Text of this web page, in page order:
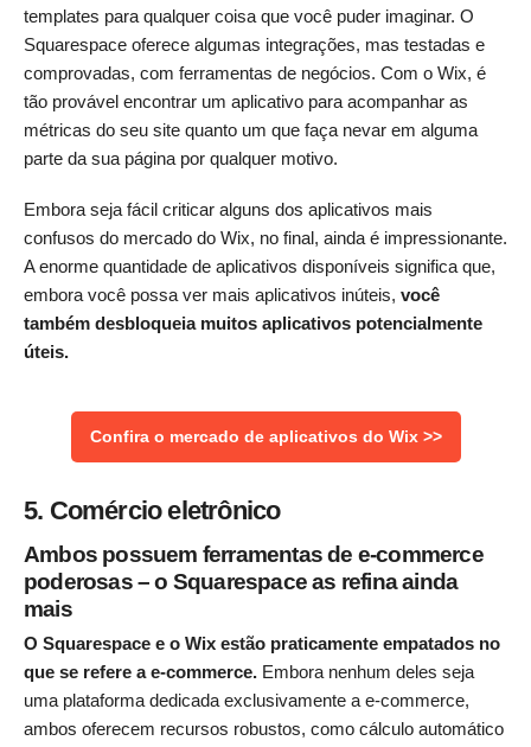
templates para qualquer coisa que você puder imaginar. O
Squarespace oferece algumas integrações, mas testadas e
comprovadas, com ferramentas de negócios. Com o Wix, é
tão provável encontrar um aplicativo para acompanhar as
métricas do seu site quanto um que faça nevar em alguma
parte da sua página por qualquer motivo.
Embora seja fácil criticar alguns dos aplicativos mais
confusos do mercado do Wix, no final, ainda é impressionante.
A enorme quantidade de aplicativos disponíveis significa que,
embora você possa ver mais aplicativos inúteis, você
também desbloqueia muitos aplicativos potencialmente
úteis.
Confira o mercado de aplicativos do Wix >>
5. Comércio eletrônico
Ambos possuem ferramentas de e-commerce
poderosas – o Squarespace as refina ainda
mais
O Squarespace e o Wix estão praticamente empatados no
que se refere a e-commerce. Embora nenhum deles seja
uma plataforma dedicada exclusivamente a e-commerce,
ambos oferecem recursos robustos, como cálculo automático